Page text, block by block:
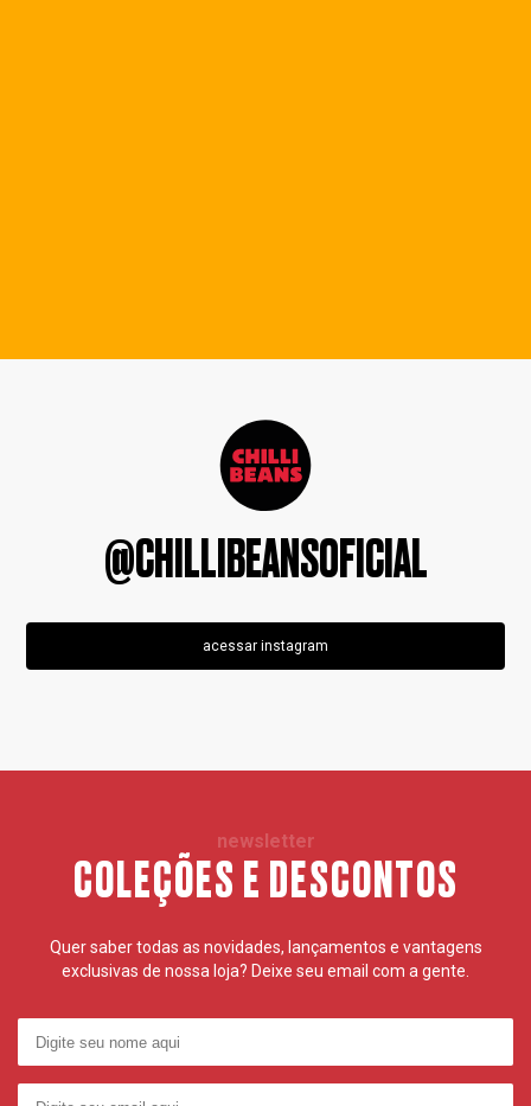
@CHILLIBEANSOFICIAL
acessar instagram
newsletter
COLEÇÕES E DESCONTOS
Quer saber todas as novidades, lançamentos e vantagens
exclusivas de nossa loja? Deixe seu email com a gente.